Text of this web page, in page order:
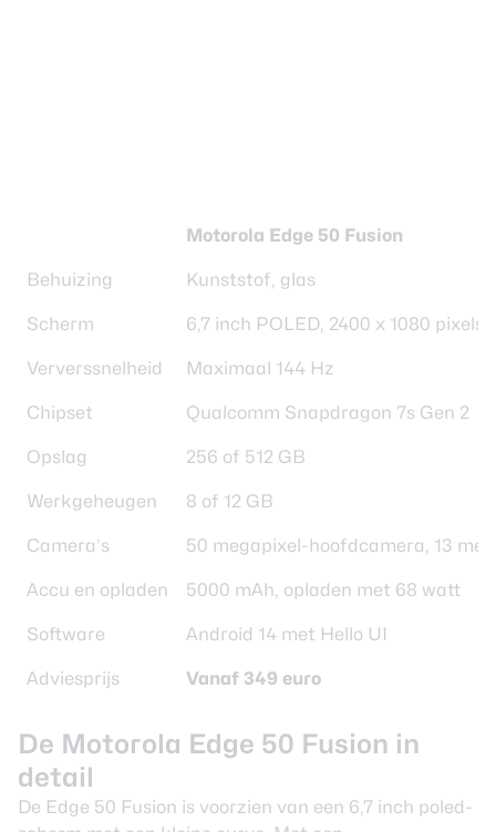
Motorola Edge 50 Fusion
Behuizing Kunststof, glas
Scherm 6,7 inch POLED, 2400 x 1080 pixels
Ververssnelheid Maximaal 144 Hz
Chipset Qualcomm Snapdragon 7s Gen 2
Opslag 256 of 512 GB
Werkgeheugen 8 of 12 GB
Camera’s 50 megapixel-hoofdcamera, 13
Accu en opladen 5000 mAh, opladen met 68 watt
Software Android 14 met Hello UI
Adviesprijs Vanaf 349 euro
De Motorola Edge 50 Fusion in
detail
De Edge 50 Fusion is voorzien van een 6,7 inch poled-